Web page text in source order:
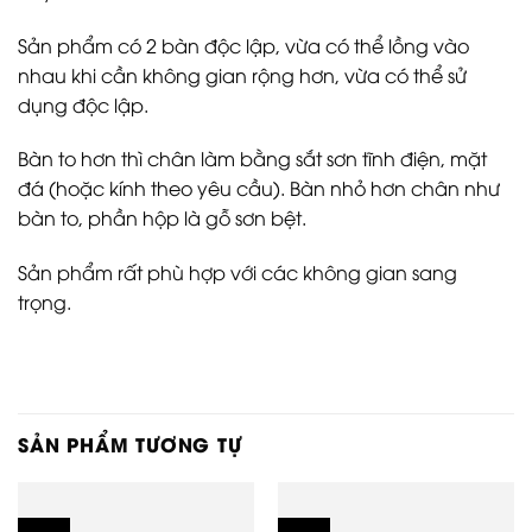
Sản phẩm có 2 bàn độc lập, vừa có thể lồng vào
nhau khi cần không gian rộng hơn, vừa có thể sử
dụng độc lập.
Bàn to hơn thì chân làm bằng sắt sơn tĩnh điện, mặt
đá (hoặc kính theo yêu cầu). Bàn nhỏ hơn chân như
bàn to, phần hộp là gỗ sơn bệt.
Sản phẩm rất phù hợp với các không gian sang
trọng.
SẢN PHẨM TƯƠNG TỰ